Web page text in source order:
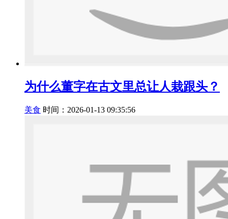
为什么董字在古文里总让人栽跟头？
美食 时间：2026-01-13 09:35:56